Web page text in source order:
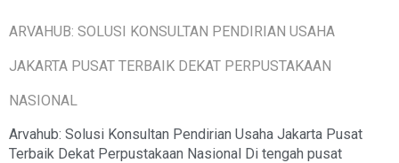
ARVAHUB: SOLUSI KONSULTAN PENDIRIAN USAHA
JAKARTA PUSAT TERBAIK DEKAT PERPUSTAKAAN
NASIONAL
Arvahub: Solusi Konsultan Pendirian Usaha Jakarta Pusat
Terbaik Dekat Perpustakaan Nasional Di tengah pusat